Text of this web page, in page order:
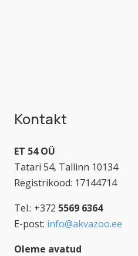
Kontakt
ET 54 OÜ
Tatari 54, Tallinn 10134
Registrikood: 17144714
Tel.: +372 5569 6364
E-post: info@akvazoo.ee
Oleme avatud